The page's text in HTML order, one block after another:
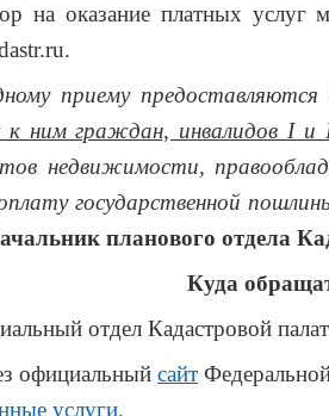
на оказание платных
приему предоставляются
к ним граждан, инвалидов I и
недвижимости,
государственной
планового отдела
Куда
отдел Кадастровой
официальный сайт
услуги,